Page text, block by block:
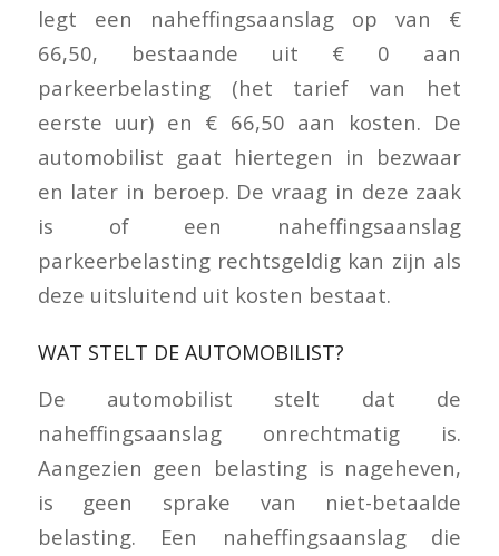
legt een naheffingsaanslag op van €
66,50, bestaande uit € 0 aan
parkeerbelasting (het tarief van het
eerste uur) en € 66,50 aan kosten. De
automobilist gaat hiertegen in bezwaar
en later in beroep. De vraag in deze zaak
is of een naheffingsaanslag
parkeerbelasting rechtsgeldig kan zijn als
deze uitsluitend uit kosten bestaat.
WAT STELT DE AUTOMOBILIST?
De automobilist stelt dat de
naheffingsaanslag onrechtmatig is.
Aangezien geen belasting is nageheven,
is geen sprake van niet-betaalde
belasting. Een naheffingsaanslag die